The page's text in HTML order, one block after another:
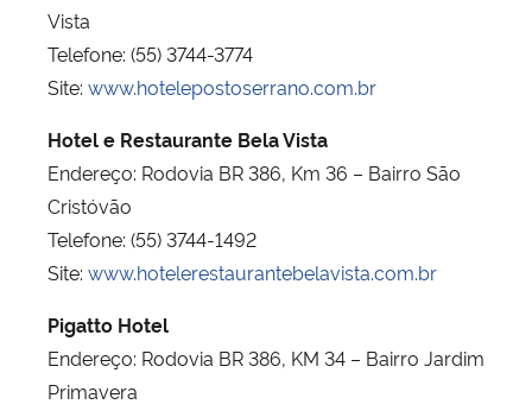
Vista
Telefone: (55) 3744-3774
Site: www.hotelepostoserrano.com.br
Hotel e Restaurante Bela Vista
Endereço: Rodovia BR 386, Km 36 – Bairro São
Cristóvão
Telefone: (55) 3744-1492
Site: www.hotelerestaurantebelavista.com.br
Pigatto Hotel
Endereço: Rodovia BR 386, KM 34 – Bairro Jardim
Primavera